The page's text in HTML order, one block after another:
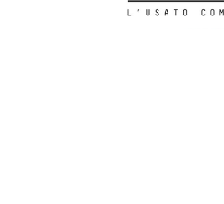
Driver Attention